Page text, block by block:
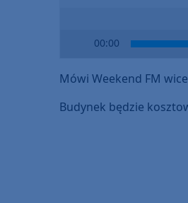
00:00
Mówi Weekend FM
Budynek będzie